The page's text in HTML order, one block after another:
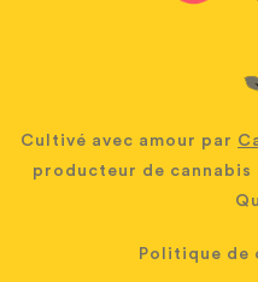
Cultivé avec amour par
producteur de cannabis
Politique